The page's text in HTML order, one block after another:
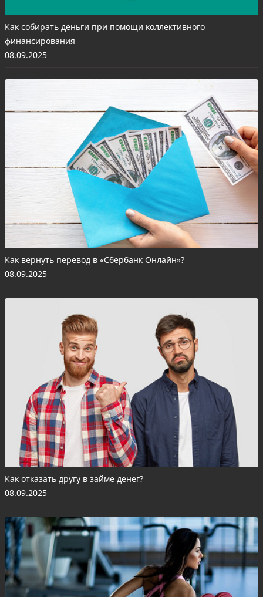
Как собирать деньги при помощи коллективного
финансирования
08.09.2025
Как вернуть перевод в «Сбербанк Онлайн»?
08.09.2025
Как отказать другу в займе денег?
08.09.2025